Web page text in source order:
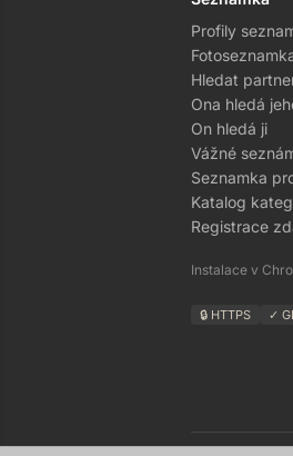
Profily
Hledat
Ona hledá
On hledá ji
Vážné
Seznamka
Katalog
Registrace
Instalace v
🔒 HTTPS ✓